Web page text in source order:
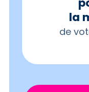
la
de